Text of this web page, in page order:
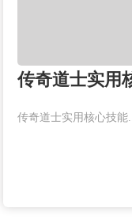
传奇道士实用
传奇道士实用核心技能